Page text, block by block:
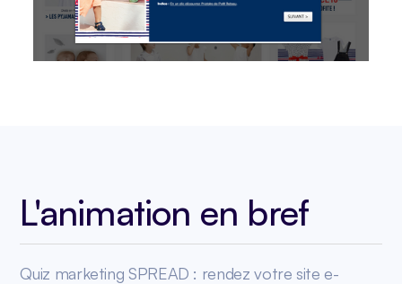
L'animation en bref
Quiz marketing SPREAD : rendez votre site e-